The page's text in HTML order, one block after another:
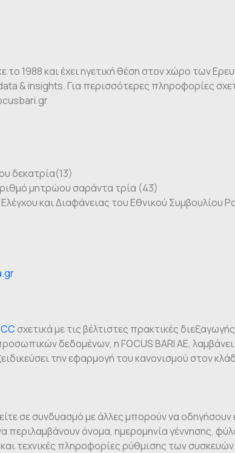
το 1988 και έχει ηγετική θέση στον χώρο των
& insights. Για περισσότερες πληροφορίες
δεκατρία(13)
μητρώου σαράντα τρία (43)
και Διαφάνειας του Εθνικού Συμβουλίου
σχετικά με τις βέλτιστες πρακτικές
δεδομένων, η FOCUS BARI AE,
την εφαρμογή του κανονισμού στον
σε συνδυασμό με άλλες μπορούν να οδηγήσουν
όνομα, ημερομηνία γέννησης,
τεχνικές πληροφορίες ρύθμισης των